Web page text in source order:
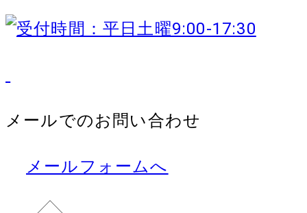
メールでのお問い合わせ
メールフォームへ